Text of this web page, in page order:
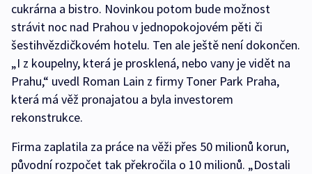
cukrárna a bistro. Novinkou potom bude možnost
strávit noc nad Prahou v jednopokojovém pěti či
šestihvězdičkovém hotelu. Ten ale ještě není dokončen.
„I z koupelny, která je prosklená, nebo vany je vidět na
Prahu,“ uvedl Roman Lain z firmy Toner Park Praha,
která má věž pronajatou a byla investorem
rekonstrukce.
Firma zaplatila za práce na věži přes 50 milionů korun,
původní rozpočet tak překročila o 10 milionů. „Dostali